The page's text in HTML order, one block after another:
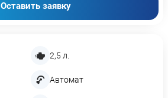
2,5 л.
Автомат
Оставить заявку